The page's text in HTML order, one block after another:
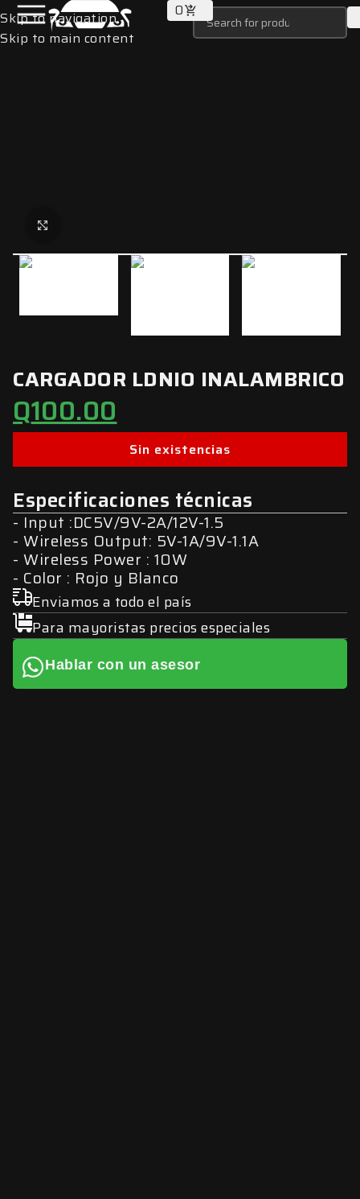
Skip to navigation
Skip to main content
0
CARGADOR LDNIO INALAMBRICO
Q100.00
Sin existencias
Especificaciones técnicas
Input :DC5V/9V-2A/12V-1.5
Wireless Output: 5V-1A/9V-1.1A
Wireless Power : 10W
Color : Rojo y Blanco
Enviamos a todo el país
Para mayoristas precios especiales
Hablar con un asesor